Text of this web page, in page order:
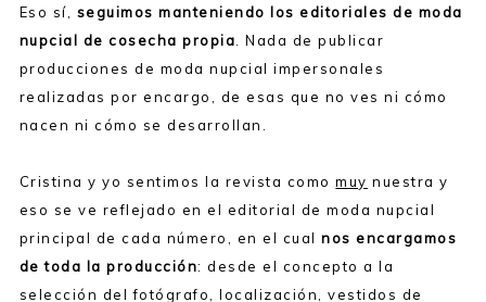
Eso sí, seguimos manteniendo los editoriales de moda
nupcial de cosecha propia . Nada de publicar
producciones de moda nupcial impersonales
realizadas por encargo, de esas que no ves ni cómo
nacen ni cómo se desarrollan.
Cristina y yo sentimos la revista comomuy nuestra y
eso se ve reflejado en el editorial de moda nupcial
principal de cada número, en el cualnos encargamos
de toda la producción: desde el concepto a la
selección del fotógrafo, localización, vestidos de